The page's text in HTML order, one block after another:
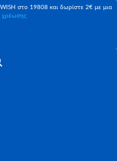
στο 19808 και δωρίστε 2€ με μια
χρέωσης